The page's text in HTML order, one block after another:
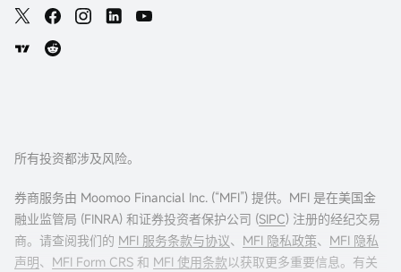
所有投资都涉及风险。
券商服务由 Moomoo Financial Inc. (“MFI”) 提供。MFI 是在美国金
融业监管局 (FINRA) 和证券投资者保护公司 (SIPC) 注册的经纪交易
商。请查阅我们的 MFI 服务条款与协议、 MFI 隐私政策、 MFI 隐私
声明、 MFI Form CRS 和 MFI 使用条款以获取更多重要信息。有关